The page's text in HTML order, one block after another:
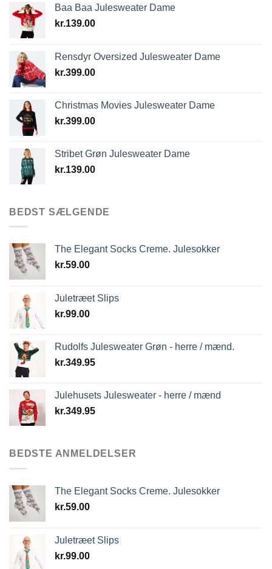
Baa Baa Julesweater Dame
kr.139.00
Rensdyr Oversized Julesweater Dame
kr.399.00
Christmas Movies Julesweater Dame
kr.399.00
Stribet Grøn Julesweater Dame
kr.139.00
BEDST SÆLGENDE
The Elegant Socks Creme. Julesokker
kr.59.00
Juletræet Slips
kr.99.00
Rudolfs Julesweater Grøn - herre / mænd.
kr.349.95
Julehusets Julesweater - herre / mænd
kr.349.95
BEDSTE ANMELDELSER
The Elegant Socks Creme. Julesokker
kr.59.00
Juletræet Slips
kr.99.00